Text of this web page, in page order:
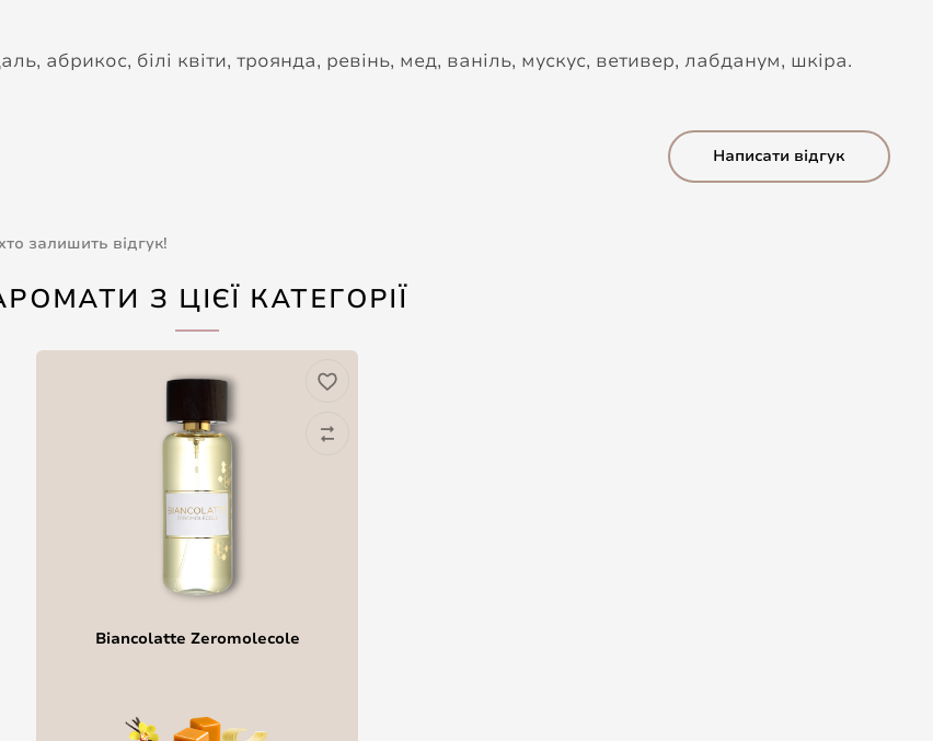
абрикос, білі квіти, троянда, ревінь, мед, ваніль, мускус, ветивер, лабданум, шкіра.
Написати відгук
залишить відгук!
З ЦІЄЇ КАТЕГОРІЇ
Biancolatte Zeromolecole